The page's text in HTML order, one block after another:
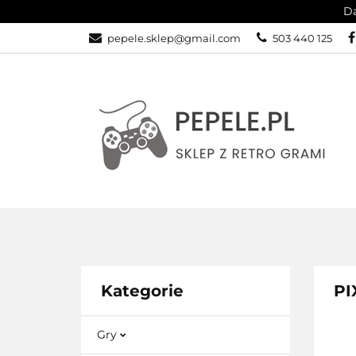
pepele.sklep@gmail.com 503 440 125
GRY
Kategorie
Gry